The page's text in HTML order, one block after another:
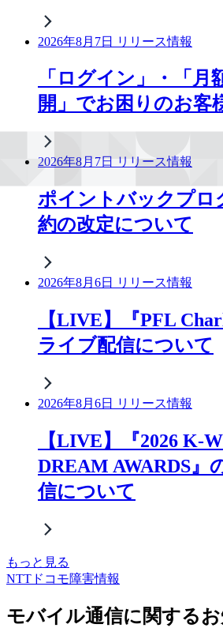
2026年8月7日 リリース情報
「ログイン」・「月
開」でお困りのお客
2026年8月7日 リリース情報
ポイントバックプロ
約の改定について
2026年8月6日 リリース情報
【LIVE】『PFL
ライブ配信について
2026年8月6日 リリース情報
【LIVE】『2026 K-
DREAM AWARDS』
信について
もっと見る
NTTドコモ障害情報
モバイル通信に関する